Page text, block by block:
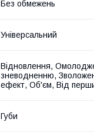
Без обмежень
Універсальний
Відновлення,
зневодненню,
ефект, Об'єм, Від
Губи